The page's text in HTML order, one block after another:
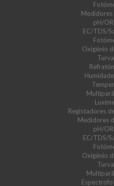
pH/
EC/TDS/
Oxigénio
Registadores
Medidores
pH/
EC/TDS/
Oxigénio